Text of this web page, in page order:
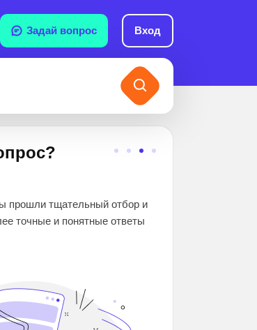
Задай вопрос Вход
прошли тщательный отбор и
точные и понятные ответы